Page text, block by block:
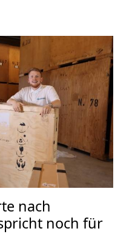
nach
noch für